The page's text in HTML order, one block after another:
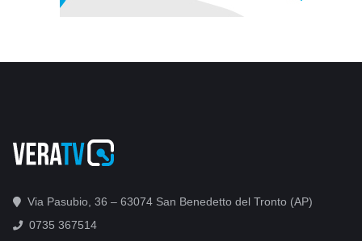
Via Pasubio, 36 – 63074 San Benedetto del Tronto (AP)
0735 367514